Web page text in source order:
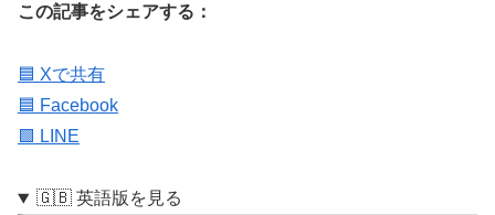
この記事をシェアする：
🟦 Xで共有
🟦 Facebook
🟩 LINE
🇬🇧 英語版を見る